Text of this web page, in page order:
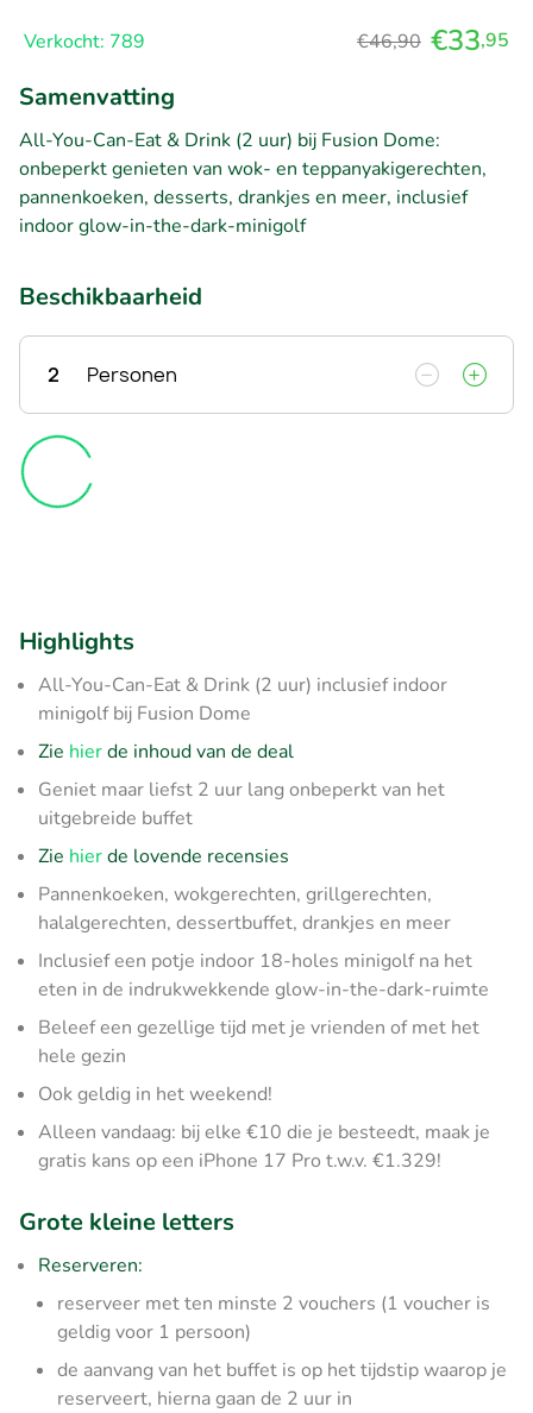
Verkocht: 789 €46,90 €33,95
Samenvatting
All-You-Can-Eat & Drink (2 uur) bij Fusion Dome:
onbeperkt genieten van wok- en teppanyakigerechten,
pannenkoeken, desserts, drankjes en meer, inclusief
indoor glow-in-the-dark-minigolf
Beschikbaarheid
2 Personen
Highlights
All-You-Can-Eat & Drink (2 uur) inclusief indoor
minigolf bij Fusion Dome
Zie hierde inhoud van de deal
Geniet maar liefst 2 uur lang onbeperkt van het
uitgebreide buffet
Zie hierde lovende recensies
Pannenkoeken, wokgerechten, grillgerechten,
halalgerechten, dessertbuffet, drankjes en meer
Inclusief een potje indoor 18-holes minigolf na het
eten in de indrukwekkende glow-in-the-dark-ruimte
Beleef een gezellige tijd met je vrienden of met het
hele gezin
Ook geldig in het weekend!
Alleen vandaag: bij elke €10 die je besteedt, maak je
gratis kans op een iPhone 17 Pro t.w.v. €1.329!
Grote kleine letters
Reserveren:
reserveer met ten minste 2 vouchers (1 voucher is
geldig voor 1 persoon)
de aanvang van het buffet is op het tijdstip waarop je
reserveert, hierna gaan de 2 uur in